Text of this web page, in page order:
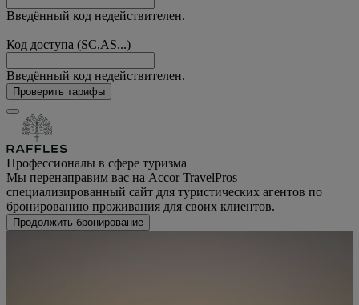
Введённый код недействителен.
Код доступа (SC,AS...)
Введённый код недействителен.
Проверить тарифы
Профессионалы в сфере туризма
Мы перенаправим вас на Accor TravelPros —
специализированный сайт для туристических агентов по
бронированию проживания для своих клиентов.
Продолжить бронирование